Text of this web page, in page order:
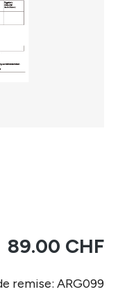
89.00 CHF
remise: ARG099